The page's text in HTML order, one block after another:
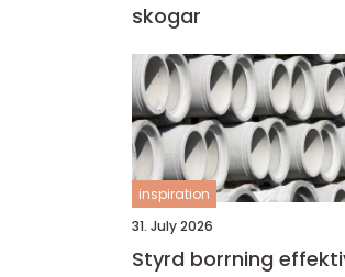
skogar
inspiration
31. July 2026
Styrd borrning effektiv